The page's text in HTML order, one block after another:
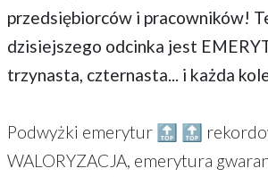
przedsiębiorców i pracowników!
dzisiejszego odcinka jest
trzynasta, czternasta... i każda
Podwyżki emerytur 🔝 🔝
WALORYZACJA, emerytura